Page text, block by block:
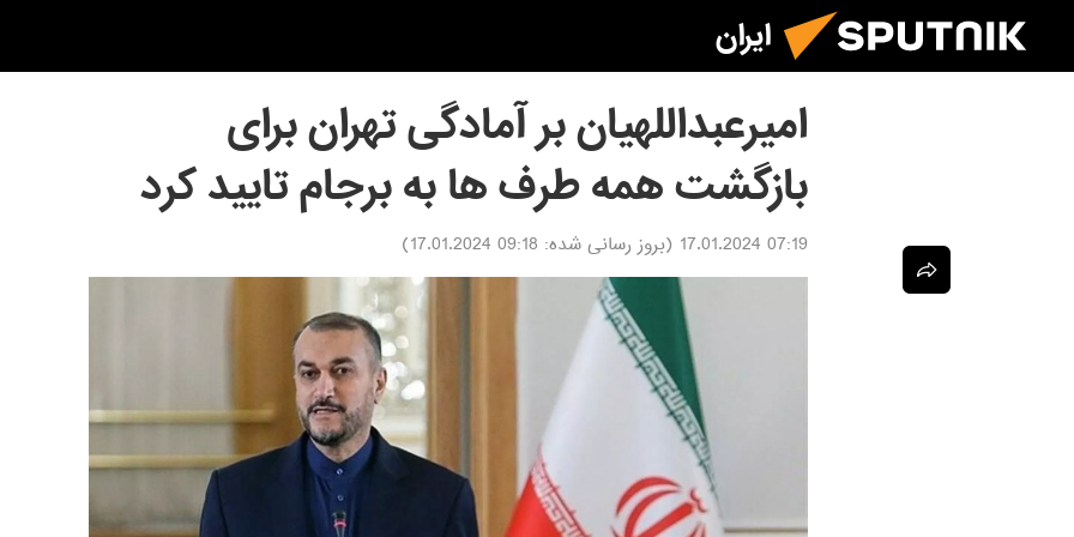
ایران
امیرعبداللهیان بر آمادگی تهران برای
بازگشت همه طرف ها به برجام تایید کرد
07:19 17.01.2024 (بروز رسانی شده: 09:18 17.01.2024
)